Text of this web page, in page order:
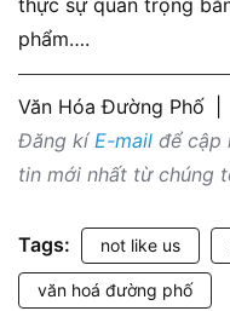
thực sự quan trọng
phẩm….
Văn Hóa Đường Phố
Đăng kíE-mail để cập
tin mới nhất từ chúng
Tags: not like us
văn hoá đường phố